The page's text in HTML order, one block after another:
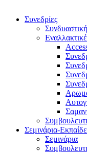
Συνεδρίες
Σεμινάρια-
Σεμινάρια